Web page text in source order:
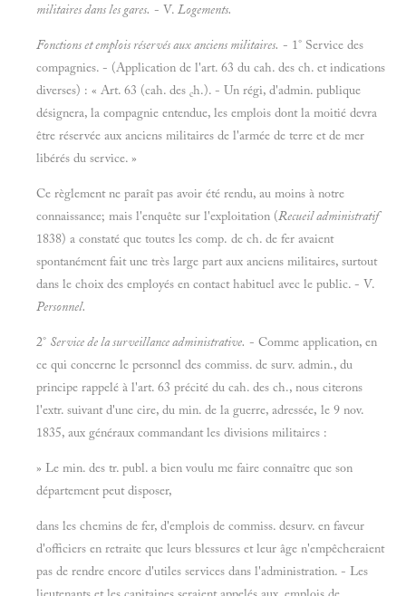
militaires dans les gares. - V. Logements.
Fonctions et emplois réservés aux anciens militaires. - 1° Service des
compagnies. - (Application de l'art. 63 du cah. des ch. et indications
diverses) : « Art. 63 (cah. des ch.). - Un régi, d'admin. publique
désignera, la compagnie entendue, les emplois dont la moitié devra
être réservée aux anciens militaires de l'armée de terre et de mer
libérés du service. »
Ce règlement ne paraît pas avoir été rendu, au moins à notre
connaissance; mais l'enquête sur l'exploitation (Recueil administratif
1838) a constaté que toutes les comp. de ch. de fer avaient
spontanément fait une très large part aux anciens militaires, surtout
dans le choix des employés en contact habituel avec le public. - V.
Personnel.
2° Service de la surveillance administrative. - Comme application, en
ce qui concerne le personnel des commiss. de surv. admin., du
principe rappelé à l'art. 63 précité du cah. des ch., nous citerons
l'extr. suivant d'une cire, du min. de la guerre, adressée, le 9 nov.
1835, aux généraux commandant les divisions militaires :
» Le min. des tr. publ. a bien voulu me faire connaître que son
département peut disposer,
dans les chemins de fer, d'emplois de commiss. desurv. en faveur
d'officiers en retraite que leurs blessures et leur âge n'empêcheraient
pas de rendre encore d'utiles services dans l'administration. - Les